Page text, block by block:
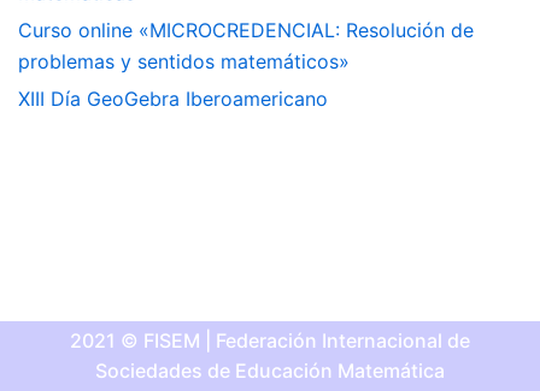
Curso online «MICROCREDENCIAL: Resolución de
problemas y sentidos matemáticos»
XIII Día GeoGebra Iberoamericano
2021 © FISEM | Federación Internacional de
Sociedades de Educación Matemática